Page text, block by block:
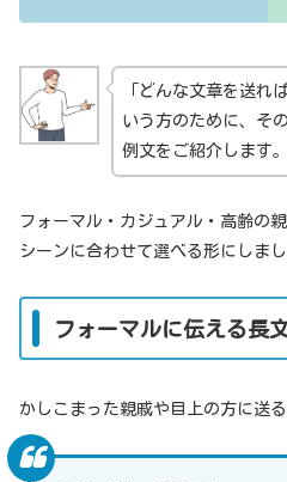
「どんな文章を送れ
いう方のために、そ
例文をご紹介します。
フォーマル・カジュアル・高齢の
シーンに合わせて選べる形にしまし
フォーマルに伝える長
かしこまった親戚や目上の方に送